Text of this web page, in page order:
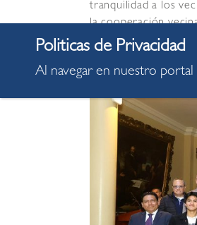
tranquilidad a los
la cooperación
Al navegar en nuestro portal